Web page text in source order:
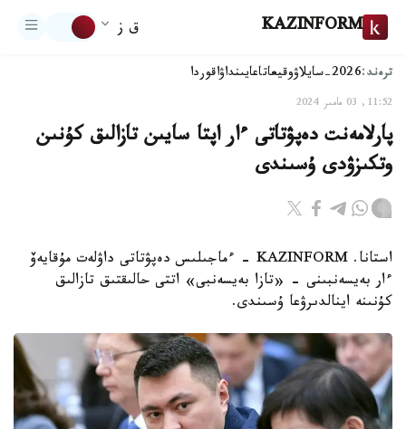
KAZINFORM ق ز
ترەند:2026-سايلاۋ وقيعاتاعايىنداۋاقوردا
11:52, 03 مامىر 2024
پارلامەنت دەپۋتاتى ءار اپتا سايىن تازالىق كۇنىن
وتكىزۋدى ۇسىندى
استانا. KAZINFORM - ءماجىلىس دەپۋتاتى داۋلەت مۇقايەۆ
ءار بەيسەنبىنى - «تازا بەيسەنبى» اتتى حالىقتىق تازالىق
كۇنىنە اينالدىرۋعا ۇسىندى.